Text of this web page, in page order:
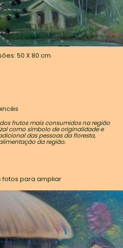
50 X 80 cm
frutos mais consumidos na região
como símbolo de originalidade e
das pessoas da floresta,
da região.
fotos para ampliar